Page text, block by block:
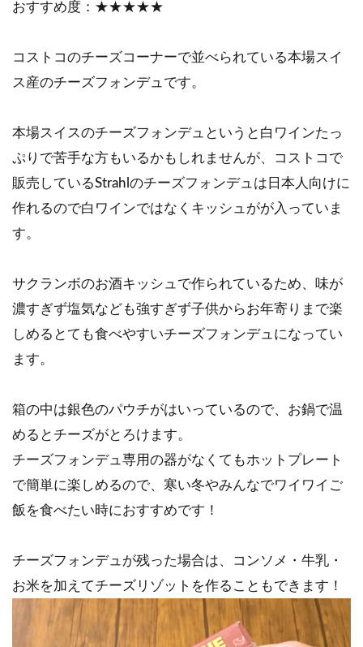
おすすめ度：★★★★★
コストコのチーズコーナーで並べられている本場スイ
ス産のチーズフォンデュです。
本場スイスのチーズフォンデュというと白ワインたっ
ぷりで苦手な方もいるかもしれませんが、コストコで
販売しているStrahlのチーズフォンデュは日本人向けに
作れるので白ワインではなくキッシュがが入っていま
す。
サクランボのお酒キッシュで作られているため、味が
濃すぎず塩気なども強すぎず子供からお年寄りまで楽
しめるとても食べやすいチーズフォンデュになってい
ます。
箱の中は銀色のパウチがはいっているので、お鍋で温
めるとチーズがとろけます。
チーズフォンデュ専用の器がなくてもホットプレート
で簡単に楽しめるので、寒い冬やみんなでワイワイご
飯を食べたい時におすすめです！
チーズフォンデュが残った場合は、コンソメ・牛乳・
お米を加えてチーズリゾットを作ることもできます！